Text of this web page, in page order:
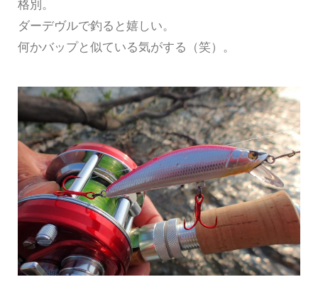
格別。
ダーデヴルで釣ると嬉しい。
何かバップと似ている気がする（笑）。